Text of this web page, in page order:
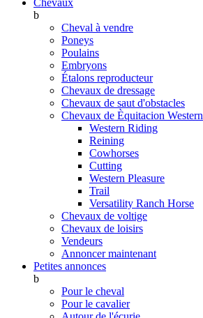
Chevaux
b
Cheval à vendre
Poneys
Poulains
Embryons
Étalons reproducteur
Chevaux de dressage
Chevaux de saut d'obstacles
Chevaux de Èquitacion Western
Western Riding
Reining
Cowhorses
Cutting
Western Pleasure
Trail
Versatility Ranch Horse
Chevaux de voltige
Chevaux de loisirs
Vendeurs
Annoncer maintenant
Petites annonces
b
Pour le cheval
Pour le cavalier